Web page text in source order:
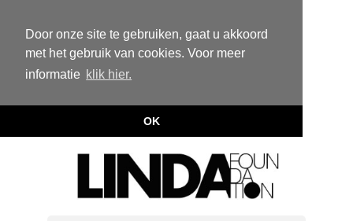
Door onze site te gebruiken, gaat u akkoord
met het gebruik van cookies. Voor meer
informatie klik hier.
OK